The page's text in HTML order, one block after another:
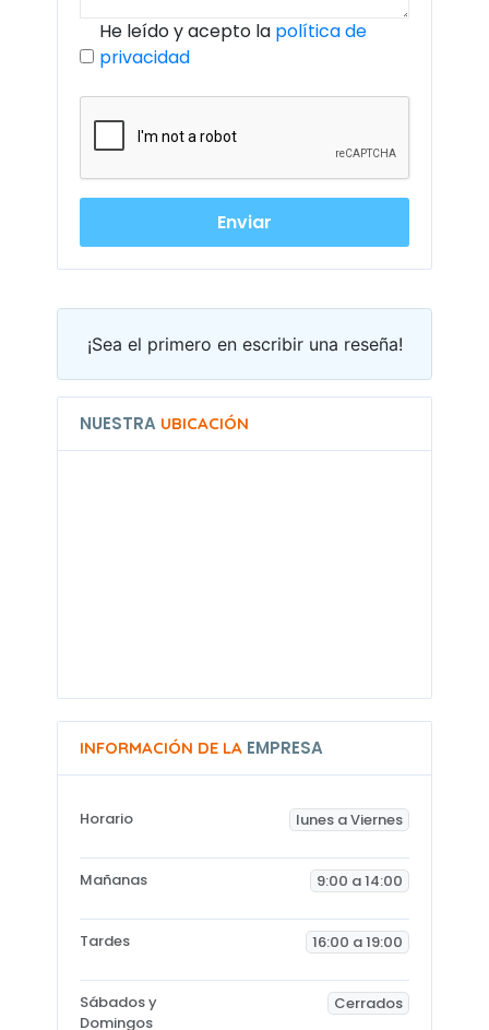
He leído y acepto la política de
privacidad
¡Sea el primero en escribir una reseña!
NUESTRA UBICACIÓN
INFORMACIÓN DE LA EMPRESA
Horario lunes a Viernes
Mañanas 9:00 a 14:00
Tardes 16:00 a 19:00
Sábados y
Domingos
Cerrados